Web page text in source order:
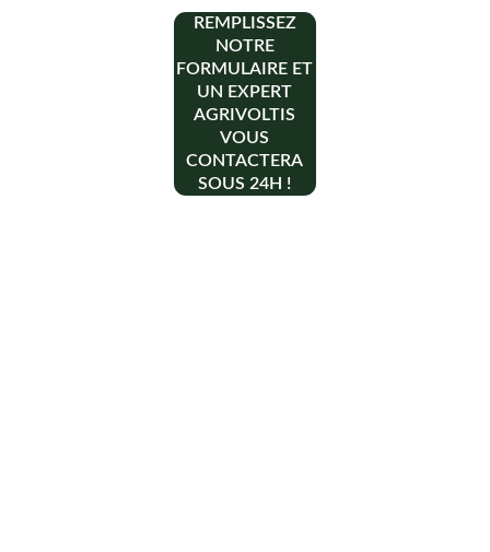
REMPLISSEZ
NOTRE
FORMULAIRE ET
UN EXPERT
AGRIVOLTIS
VOUS
CONTACTERA
SOUS 24H !